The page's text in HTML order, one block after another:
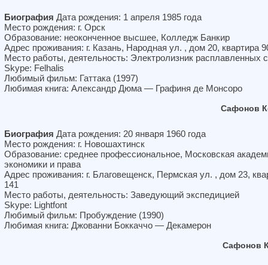
Биография Дата рождения: 1 апреля 1985 года
Место рождения: г. Орск
Образование: неоконченное высшее, Колледж Банкир
Адрес проживания: г. Казань, Народная ул. , дом 20, квартира
Место работы, деятельность: Электролизник расплавленных
Skype: Felhalis
Любимый фильм: Гаттака (1997)
Любимая книга: Александр Дюма — Графиня де Монсоро
Сафонов
Биография Дата рождения: 20 января 1960 года
Место рождения: г. Новошахтинск
Образование: среднее профессиональное, Московская
экономики и права
Адрес проживания: г. Благовещенск, Пермская ул. , дом 23,
141
Место работы, деятельность: Заведующий экспедицией
Skype: Lightfont
Любимый фильм: Пробуждение (1990)
Любимая книга: Джованни Боккаччо — Декамерон
Сафонов